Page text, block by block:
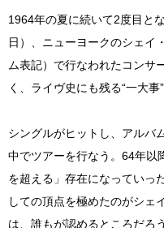
1964年の夏に続いて2度目と
日）、ニューヨークのシェイ
ム表記）で行なわれたコンサ
く、ライヴ史にも残る“一大事
シングルがヒットし、アルバ
中でツアーを行なう。64年以
を超える」存在になっていっ
しての頂点を極めたのがシェ
は、誰もが認めるところだろう